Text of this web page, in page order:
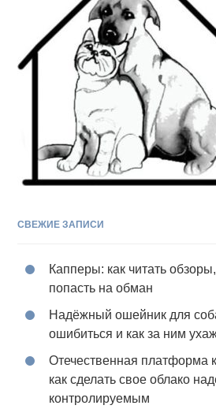
СВЕЖИЕ ЗАПИСИ
Капперы: как читать
попасть на обман
Надёжный ошейник для
ошибиться и как за ним
Отечественная платформа
как сделать свое облако
контролируемым